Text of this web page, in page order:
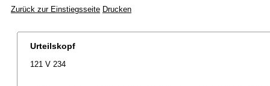
Zurück zur Einstiegsseite Drucken
Urteilskopf
121 V 234